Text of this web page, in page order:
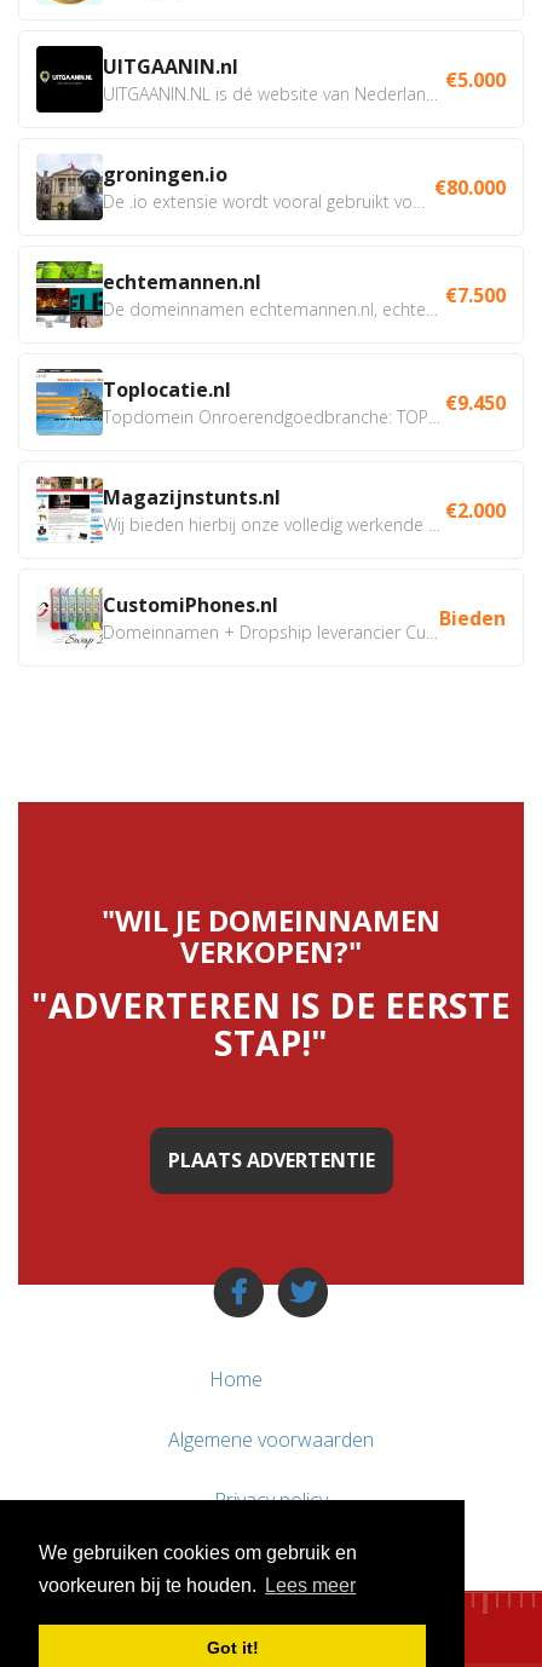
We gebruiken cookies om gebruik en
voorkeuren bij te houden.
Lees meer
Got it!
UITGAANIN.nl €5.000
groningen.io €80.000
echtemannen.nl €7.500
Toplocatie.nl €9.450
Magazijnstunts.nl €2.000
CustomiPhones.nl Bieden
"WIL JE DOMEINNAMEN
VERKOPEN?"
"ADVERTEREN IS DE EERSTE
STAP!"
PLAATS ADVERTENTIE
Home
Algemene voorwaarden
Privacy policy
Contact / Support